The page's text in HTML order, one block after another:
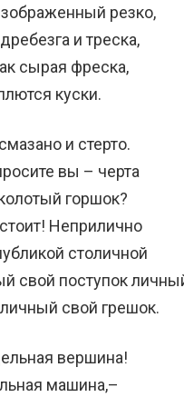
резко,
и треска,
сырая фреска,
куски.
и стерто.
вы – черта
горшок?
Неприлично
столичной
свой поступок
свой грешок.
вершина!
машина,–